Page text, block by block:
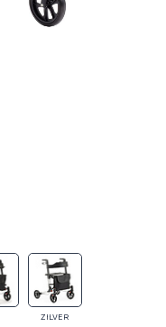
ZILVER